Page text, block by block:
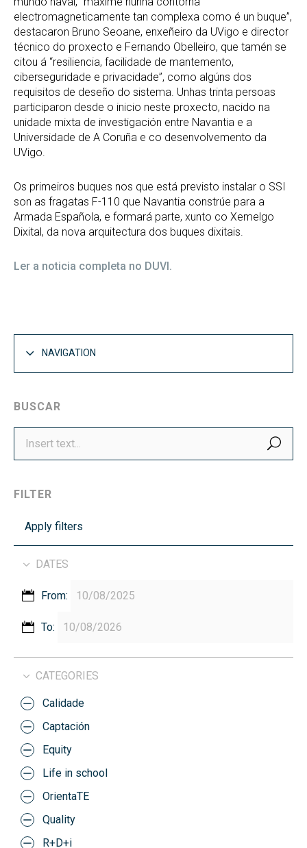
electromagneticamente tan complexa como é un buque”,
destacaron Bruno Seoane, enxeñeiro da UVigo e director
técnico do proxecto e Fernando Obelleiro, que tamén se
citou á “resiliencia, facilidade de mantemento,
ciberseguridade e privacidade”, como algúns dos
requisitos de deseño do sistema. Unhas trinta persoas
participaron desde o inicio neste proxecto, nacido na
unidade mixta de investigación entre Navantia e a
Universidade de A Coruña e co desenvolvemento da
UVigo.
Os primeiros buques nos que está previsto instalar o SSI
son as fragatas F-110 que Navantia constrúe para a
Armada Española, e formará parte, xunto co Xemelgo
Dixital, da nova arquitectura dos buques dixitais.
Ler a noticia completa no DUVI.
NAVIGATION
BUSCAR
FILTER
Apply filters
DATES
From:
To:
CATEGORIES
Calidade
Captación
Equity
Life in school
OrientaTE
Quality
R+D+i